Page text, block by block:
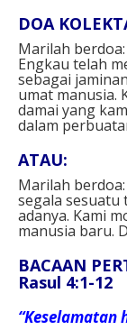
DOA
Marilah
Engkau telah
sebagai
umat manusia.
damai yang
dalam
ATAU⁣:
Marilah
segala sesuatu
adanya. Kami
manusia baru.
BACAAN
Rasul 4:1-12
“Keselamatan